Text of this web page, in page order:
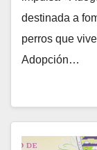
destinada a
perros que
Adopción…